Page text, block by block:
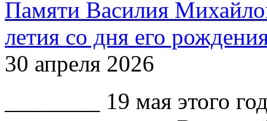
Памяти Василия
летия со дня его
30 апреля 2026
________ 19 мая этого